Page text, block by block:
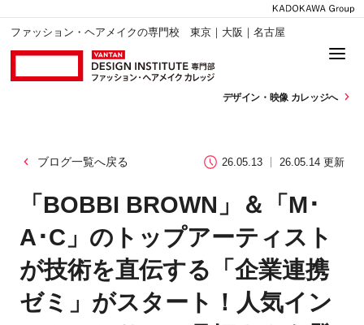
ファッション・ヘアメイクの専門校 東京｜大阪｜名古屋
デザイン・ 映像 カレッジへ
ブログ一覧へ戻る 26.05.13 26.05.14 更新
「BOBBI BROWN」＆「M･
A･C」のトップアーティスト
が技術を直伝する「企業連携
ゼミ」がスタート！人気イン